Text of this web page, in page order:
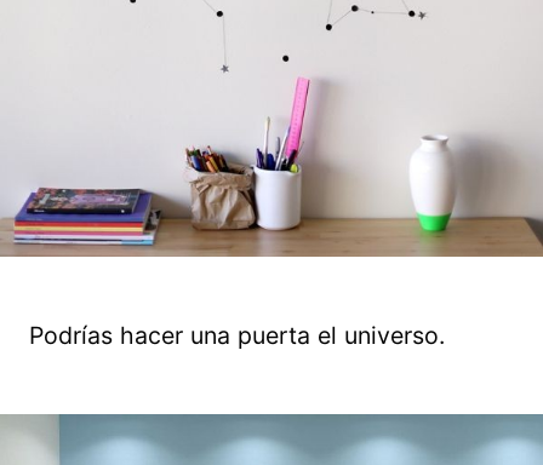
Podrías hacer una puerta el universo.